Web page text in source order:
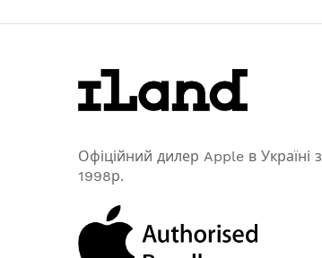
Офіційний дилер Apple в Україні з
1998р.